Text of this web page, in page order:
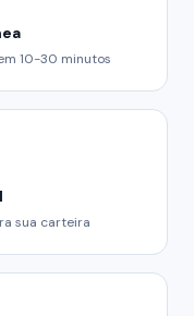
10-30 minutos
sua carteira